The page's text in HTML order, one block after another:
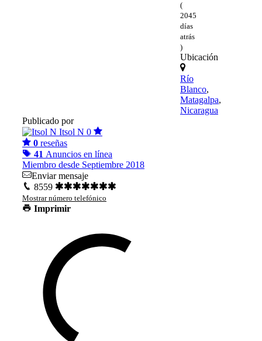
(
2045
días
atrás
)
Ubicación
Río
Blanco,
Matagalpa,
Nicaragua
Publicado por
Itsol N 0
0 reseñas
41 Anuncios en línea
Miembro desde Septiembre 2018
Enviar mensaje
8559
Mostrar número telefónico
Imprimir